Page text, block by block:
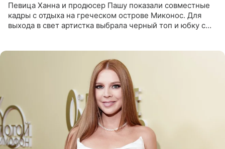
Певица Ханна и продюсер Пашу показали совместные
кадры с отдыха на греческом острове Миконос. Для
выхода в свет артистка выбрала черный топ и юбку с